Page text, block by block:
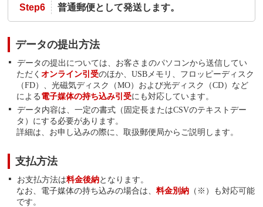
Step6 普通郵便として発送します。
データの提出方法
データの提出については、お客さまのパソコンから送信してい
ただく オンライン引受のほか、USBメモリ、フロッピーディスク
（FD）、光磁気ディスク（MO）および光ディスク（CD）など
による電子媒体の持ち込み引受にも対応しています。
データ内容は、一定の書式（固定長またはCSVのテキストデー
タ）にする必要があります。
詳細は、お申し込みの際に、取扱郵便局からご説明します。
支払方法
お支払方法は料金後納となります。
なお、電子媒体の持ち込みの場合は、 料金別納（※）も対応可能
です。